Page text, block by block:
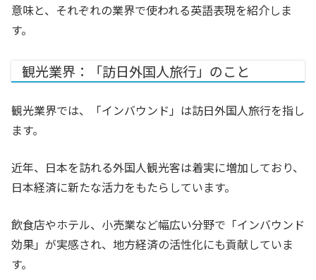
意味と、それぞれの業界で使われる英語表現を紹介しま
す。
観光業界：「訪日外国人旅行」のこと
観光業界では、「インバウンド」は訪日外国人旅行を指し
ます。
近年、日本を訪れる外国人観光客は着実に増加しており、
日本経済に新たな活力をもたらしています。
飲食店やホテル、小売業など幅広い分野で「インバウンド
効果」が実感され、地方経済の活性化にも貢献していま
す。